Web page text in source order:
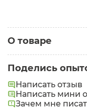
О товаре
Поделись
Написать отзыв
Написать мини
Зачем мне